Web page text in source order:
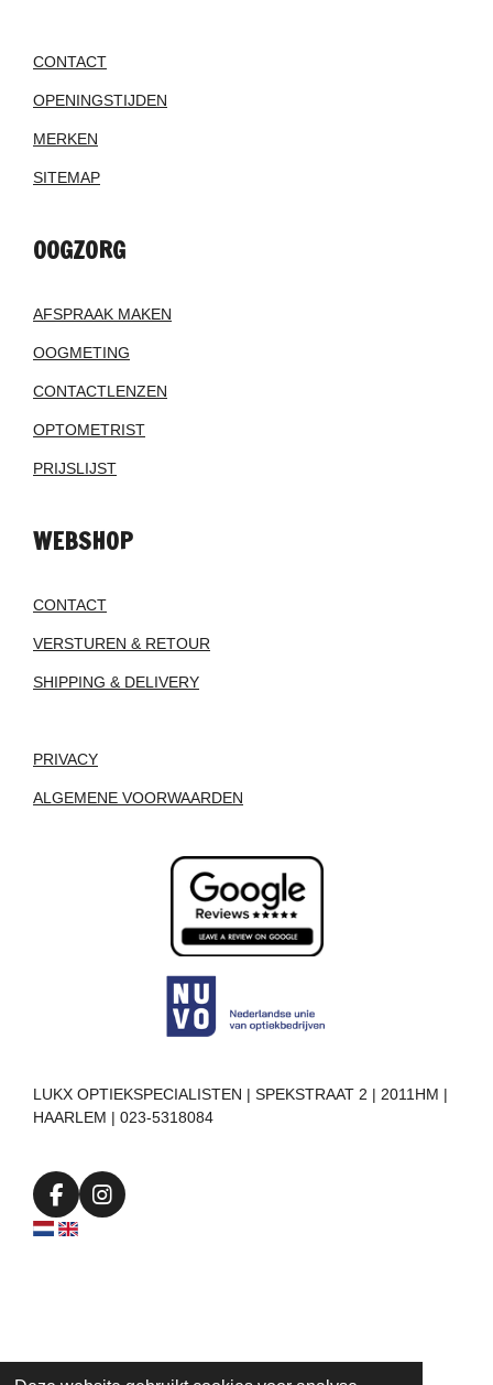
CONTACT
OPENINGSTIJDEN
MERKEN
SITEMAP
OOGZORG
AFSPRAAK MAKEN
OOGMETING
CONTACTLENZEN
OPTOMETRIST
PRIJSLIJST
WEBSHOP
CONTACT
VERSTUREN & RETOUR
SHIPPING & DELIVERY
PRIVACY
ALGEMENE VOORWAARDEN
LUKX OPTIEKSPECIALISTEN | SPEKSTRAAT 2 | 2011HM |
HAARLEM | 023-5318084
F
a
I